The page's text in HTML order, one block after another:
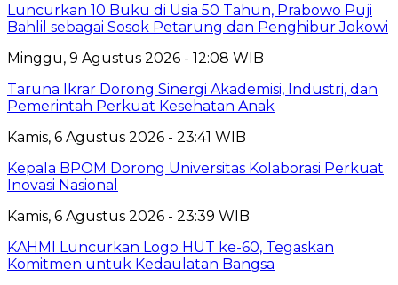
Luncurkan 10 Buku di Usia 50 Tahun, Prabowo Puji
Bahlil sebagai Sosok Petarung dan Penghibur Jokowi
Minggu, 9 Agustus 2026 - 12:08 WIB
Taruna Ikrar Dorong Sinergi Akademisi, Industri, dan
Pemerintah Perkuat Kesehatan Anak
Kamis, 6 Agustus 2026 - 23:41 WIB
Kepala BPOM Dorong Universitas Kolaborasi Perkuat
Inovasi Nasional
Kamis, 6 Agustus 2026 - 23:39 WIB
KAHMI Luncurkan Logo HUT ke-60, Tegaskan
Komitmen untuk Kedaulatan Bangsa